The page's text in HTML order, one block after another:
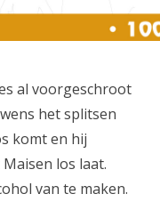
al voorgeschroot
het splitsen
komt en hij
los laat.
van te maken.